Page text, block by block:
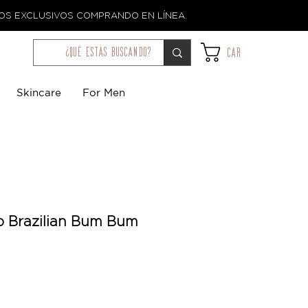
EXCLUSIVOS COMPRANDO EN LÍNEA.
¿qué estás buscando? Car
Skincare For Men
Brazilian Bum Bum